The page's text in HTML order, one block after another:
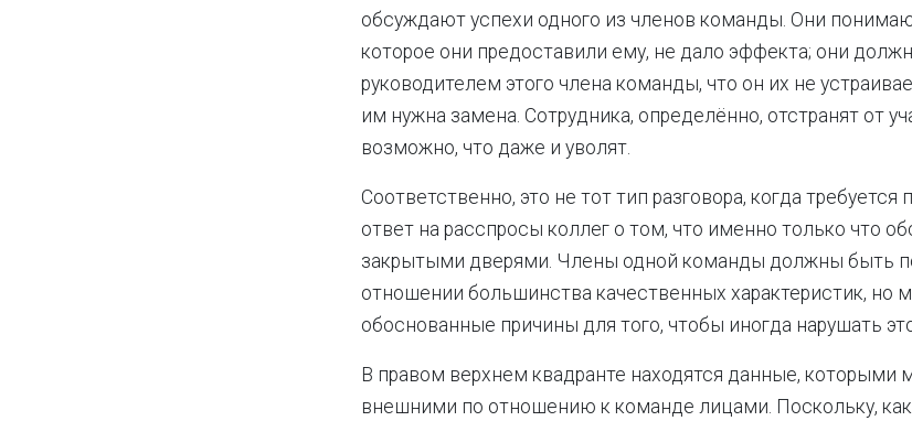
обсуждают успехи одного из членов команды. Они
которое они предоставили ему, не дало эффекта; они
руководителем этого члена команды, что он их не
им нужна замена. Сотрудника, определённо, отстранят от
возможно, что даже и уволят.
Соответственно, это не тот тип разговора, когда требуется
ответ на расспросы коллег о том, что именно только что
закрытыми дверями. Члены одной команды должны быть
отношении большинства качественных характеристик, но
обоснованные причины для того, чтобы иногда нарушать
В правом верхнем квадранте находятся данные,
внешними по отношению к команде лицами. Поскольку,